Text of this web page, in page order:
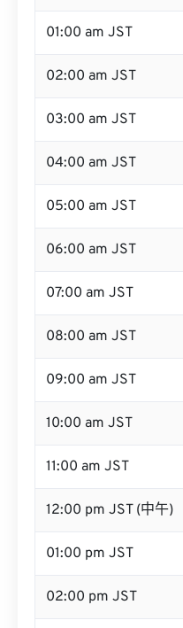
01:00 am JST
02:00 am JST
03:00 am JST
04:00 am JST
05:00 am JST
06:00 am JST
07:00 am JST
08:00 am JST
09:00 am JST
10:00 am JST
11:00 am JST
12:00 pm JST (中午)
01:00 pm JST
02:00 pm JST